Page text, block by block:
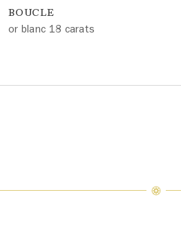
BOUCLE
or blanc 18 carats